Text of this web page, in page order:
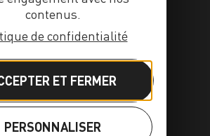
contenus.
de confidentialité
ET FERMER
PERSONNALISER